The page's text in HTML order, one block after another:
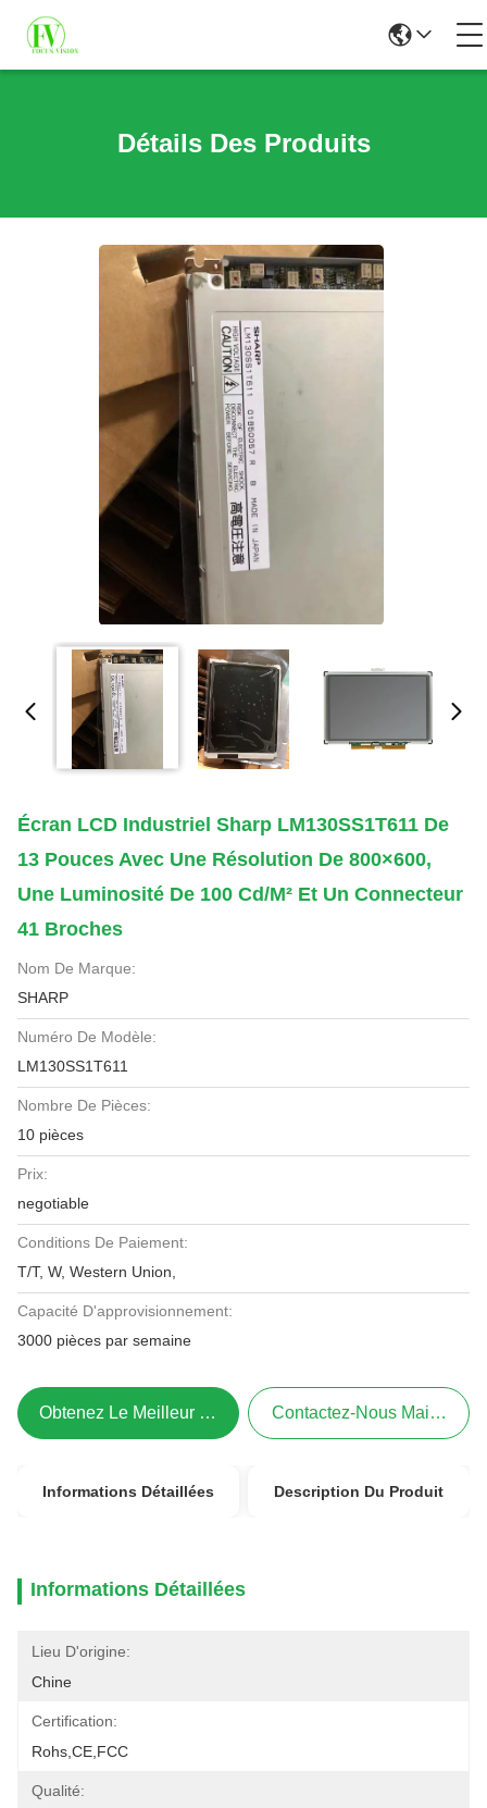
Détails Des Produits
Écran LCD Industriel Sharp LM130SS1T611 De
13 Pouces Avec Une Résolution De 800×600,
Une Luminosité De 100 Cd/m² Et Un Connecteur
41 Broches
Nom De Marque:
SHARP
Numéro De Modèle:
LM130SS1T611
Nombre De Pièces:
10 pièces
Prix:
negotiable
Conditions De Paiement:
T/T, W, Western Union,
Capacité D'approvisionnement:
3000 pièces par semaine
Obtenez Le Meilleur Prix Contactez-Nous Maintenant
Informations Détaillées Description Du Produit
Informations Détaillées
Lieu D'origine:
Chine
Certification:
Rohs,CE,FCC
Qualité: